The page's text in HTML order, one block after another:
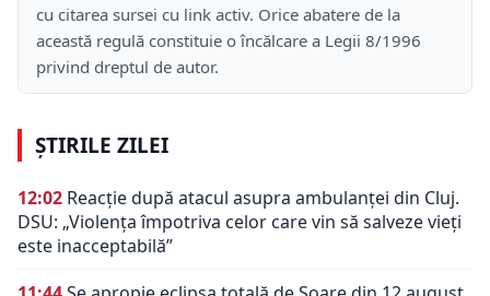
cu citarea sursei cu link activ. Orice abatere de la
această regulă constituie o încălcare a Legii 8/1996
privind dreptul de autor.
ȘTIRILE ZILEI
12:02 Reacție după atacul asupra ambulanței din Cluj.
DSU: „Violența împotriva celor care vin să salveze vieți
este inacceptabilă”